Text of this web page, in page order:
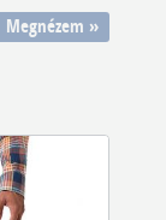
Megnézem »